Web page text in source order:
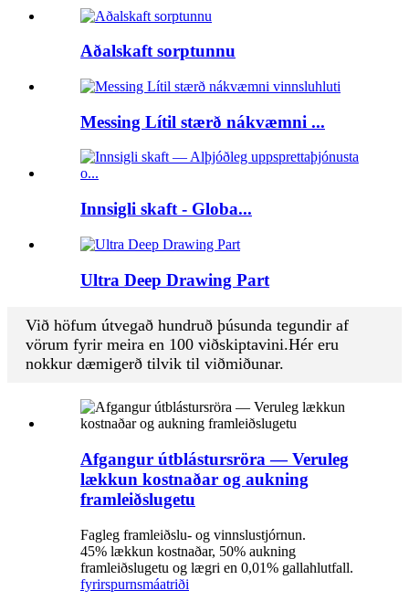
Aðalskaft sorptunnu
Messing Lítil stærð nákvæmni ...
Innsigli skaft - Globa...
Ultra Deep Drawing Part
Við höfum útvegað hundruð þúsunda tegundir af
vörum fyrir meira en 100 viðskiptavini.Hér eru
nokkur dæmigerð tilvik til viðmiðunar.
Afgangur útblástursröra — Veruleg
lækkun kostnaðar og aukning
framleiðslugetu
Fagleg framleiðslu- og vinnslustjórnun.
45% lækkun kostnaðar, 50% aukning
framleiðslugetu og lægri en 0,01% gallahlutfall.
fyrirspurnsmáatriði